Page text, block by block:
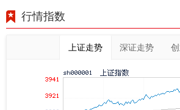
行情指数
上证走势 深证走势